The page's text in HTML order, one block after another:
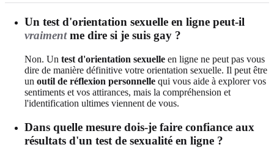
Un test d'orientation sexuelle en ligne peut-il
vraimentme dire si je suis gay ?
Non. Un test d'orientation sexuelle en ligne ne peut pas vous
dire de manière définitive votre orientation sexuelle. Il peut être
un outil de réflexion personnelle qui vous aide à explorer vos
sentiments et vos attirances, mais la compréhension et
l'identification ultimes viennent de vous.
Dans quelle mesure dois-je faire confiance aux
résultats d'un test de sexualité en ligne ?